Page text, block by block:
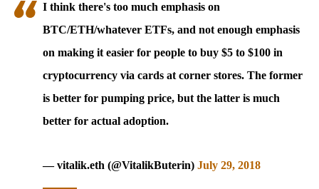
I think there's too much emphasis on
BTC/ETH/whatever ETFs, and not enough emphasis
on making it easier for people to buy $5 to $100 in
cryptocurrency via cards at corner stores. The former
is better for pumping price, but the latter is much
better for actual adoption.
— vitalik.eth (@VitalikButerin) July 29, 2018